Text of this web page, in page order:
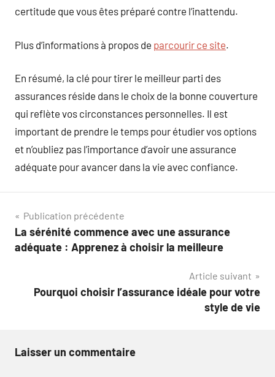
certitude que vous êtes préparé contre l’inattendu.
Plus d’informations à propos de parcourir ce site.
En résumé, la clé pour tirer le meilleur parti des
assurances réside dans le choix de la bonne couverture
qui reflète vos circonstances personnelles. Il est
important de prendre le temps pour étudier vos options
et n’oubliez pas l’importance d’avoir une assurance
adéquate pour avancer dans la vie avec confiance.
Navigation
de
Publication précédente
La sérénité commence avec une assurance
adéquate : Apprenez à choisir la meilleure
Article suivant
Pourquoi choisir l’assurance idéale pour votre
style de vie
Laisser un commentaire